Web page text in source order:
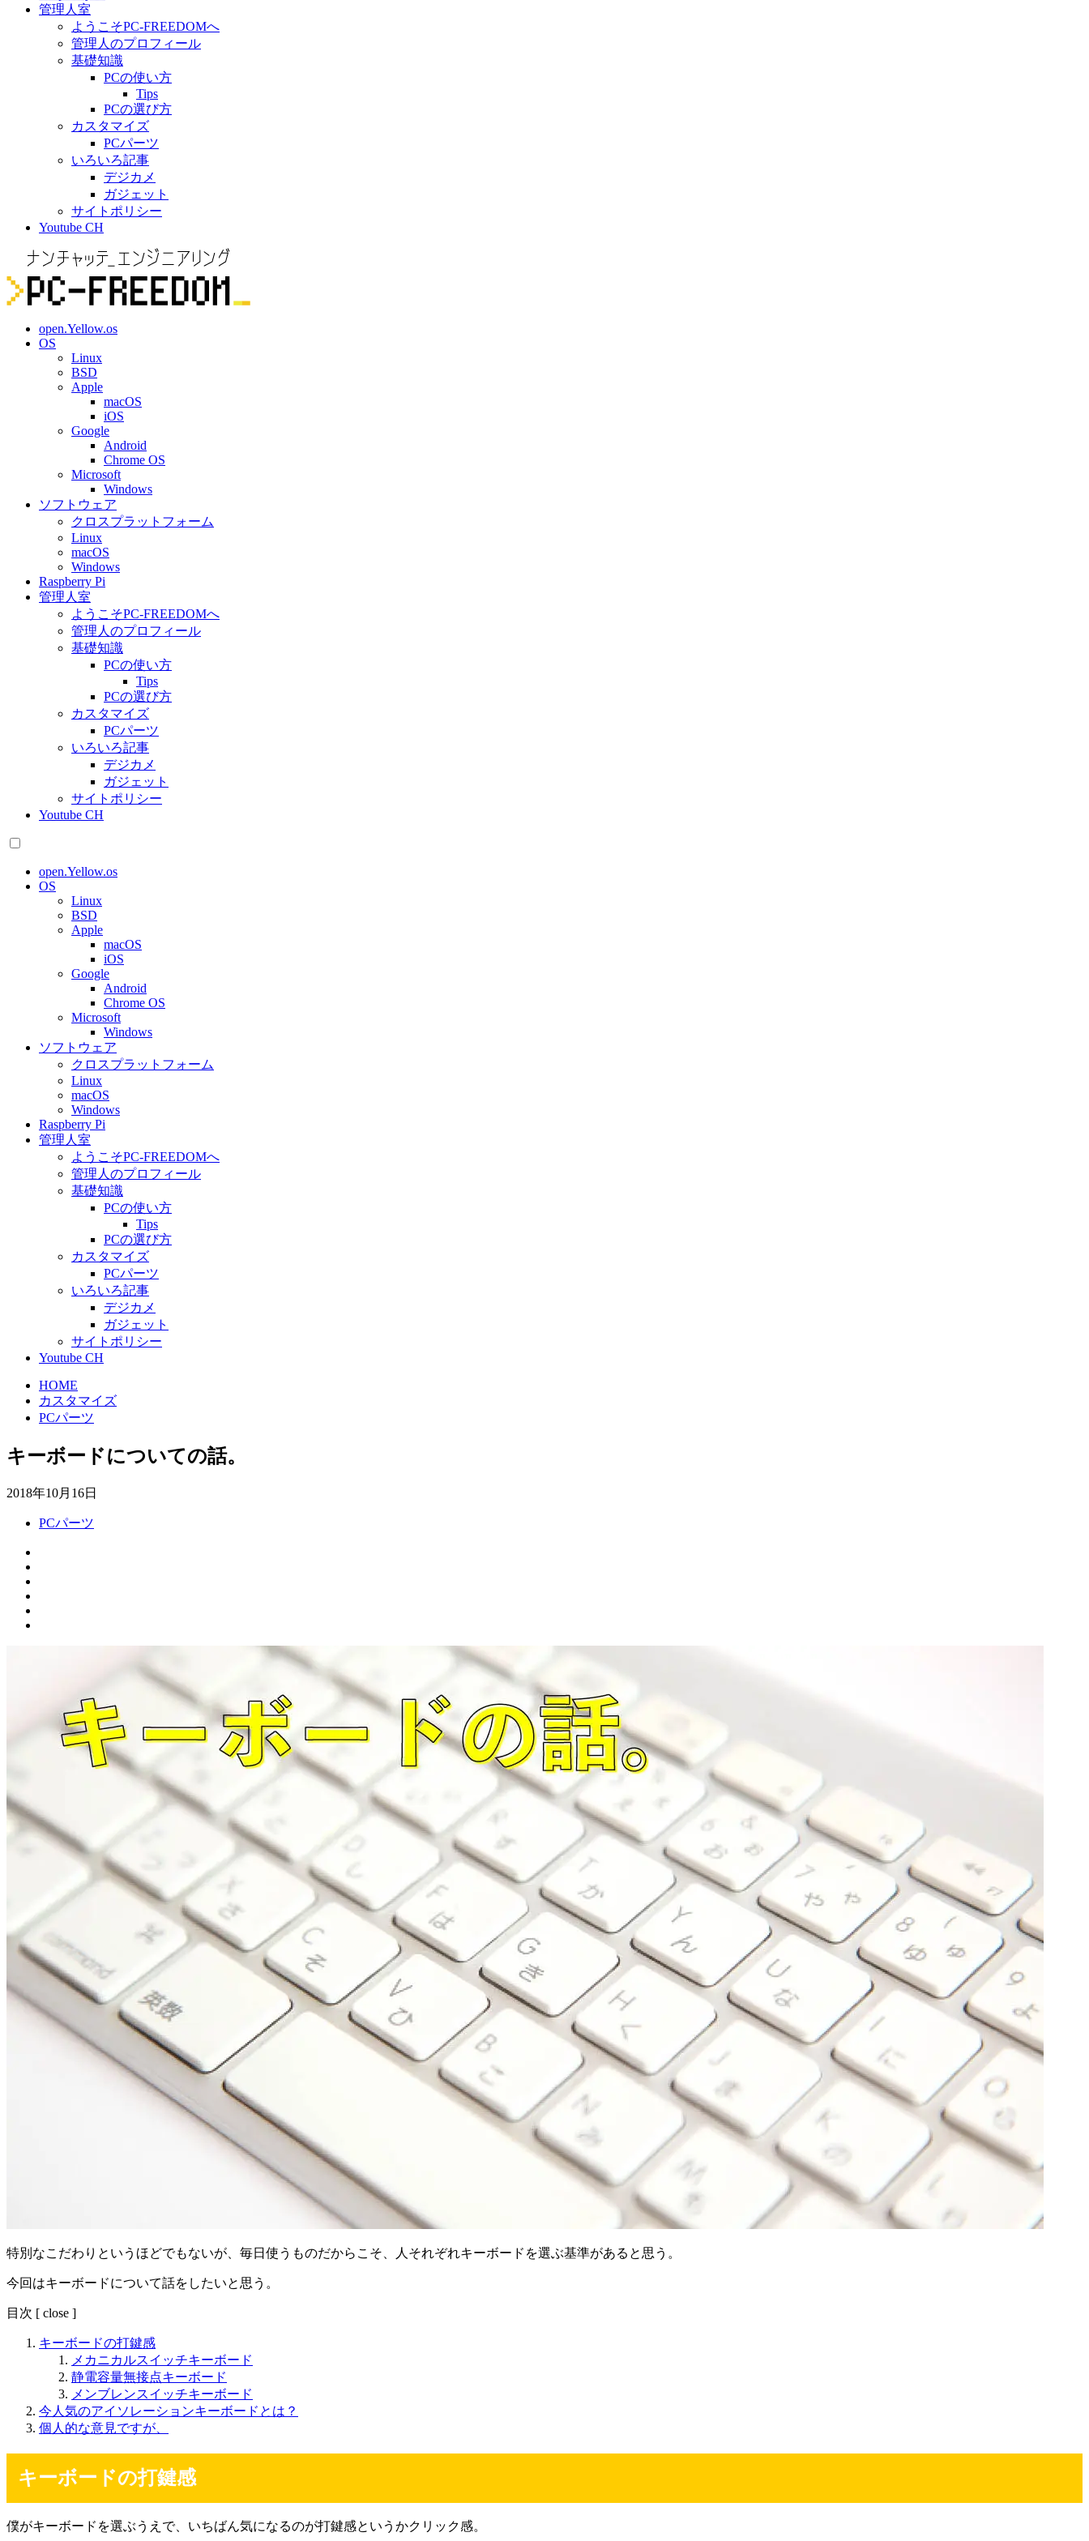
管理人室
ようこそPC-FREEDOMへ
管理人のプロフィール
基礎知識
PCの使い方
Tips
PCの選び方
カスタマイズ
PCパーツ
いろいろ記事
デジカメ
ガジェット
サイトポリシー
Youtube CH
open.Yellow.os
OS
Linux
BSD
Apple
macOS
iOS
Google
Android
Chrome OS
Microsoft
Windows
ソフトウェア
クロスプラットフォーム
Linux
macOS
Windows
Raspberry Pi
管理人室
ようこそPC-FREEDOMへ
管理人のプロフィール
基礎知識
PCの使い方
Tips
PCの選び方
カスタマイズ
PCパーツ
いろいろ記事
デジカメ
ガジェット
サイトポリシー
Youtube CH
open.Yellow.os
OS
Linux
BSD
Apple
macOS
iOS
Google
Android
Chrome OS
Microsoft
Windows
ソフトウェア
クロスプラットフォーム
Linux
macOS
Windows
Raspberry Pi
管理人室
ようこそPC-FREEDOMへ
管理人のプロフィール
基礎知識
PCの使い方
Tips
PCの選び方
カスタマイズ
PCパーツ
いろいろ記事
デジカメ
ガジェット
サイトポリシー
Youtube CH
HOME
カスタマイズ
PCパーツ
キーボードについての話。
2018年10月16日
PCパーツ
特別なこだわりというほどでもないが、毎日使うものだからこそ、人それぞれキーボードを選ぶ基準があると思う。
今回はキーボードについて話をしたいと思う。
目次 [ close ]
キーボードの打鍵感
メカニカルスイッチキーボード
静電容量無接点キーボード
メンブレンスイッチキーボード
今人気のアイソレーションキーボードとは？
個人的な意見ですが、
キーボードの打鍵感
僕がキーボードを選ぶうえで、いちばん気になるのが打鍵感というかクリック感。